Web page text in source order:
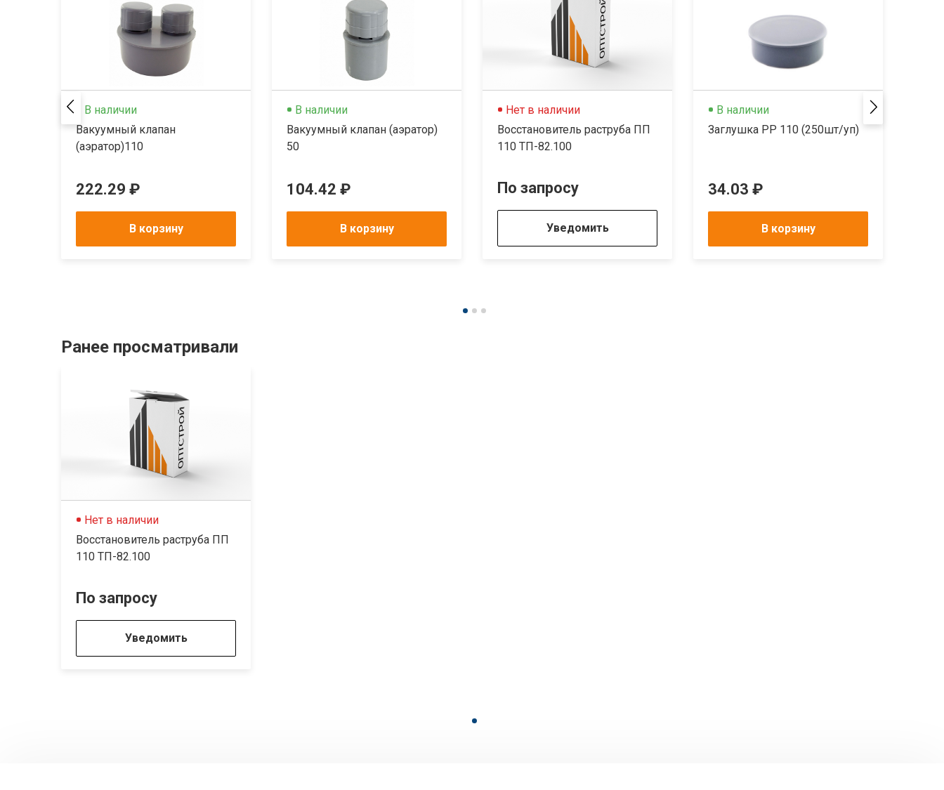
В наличии
Вакуумный клапан
(аэратор)110
222.29 ₽
В корзину
В наличии
Вакуумный клапан (аэратор)
50
104.42 ₽
В корзину
Нет в наличии
Восстановитель раструба ПП
110 ТП-82.100
По запросу
Уведомить
В наличии
Заглушка РР 110 (250шт/уп)
34.03 ₽
В корзину
Ранее просматривали
Нет в наличии
Восстановитель раструба ПП
110 ТП-82.100
По запросу
Уведомить